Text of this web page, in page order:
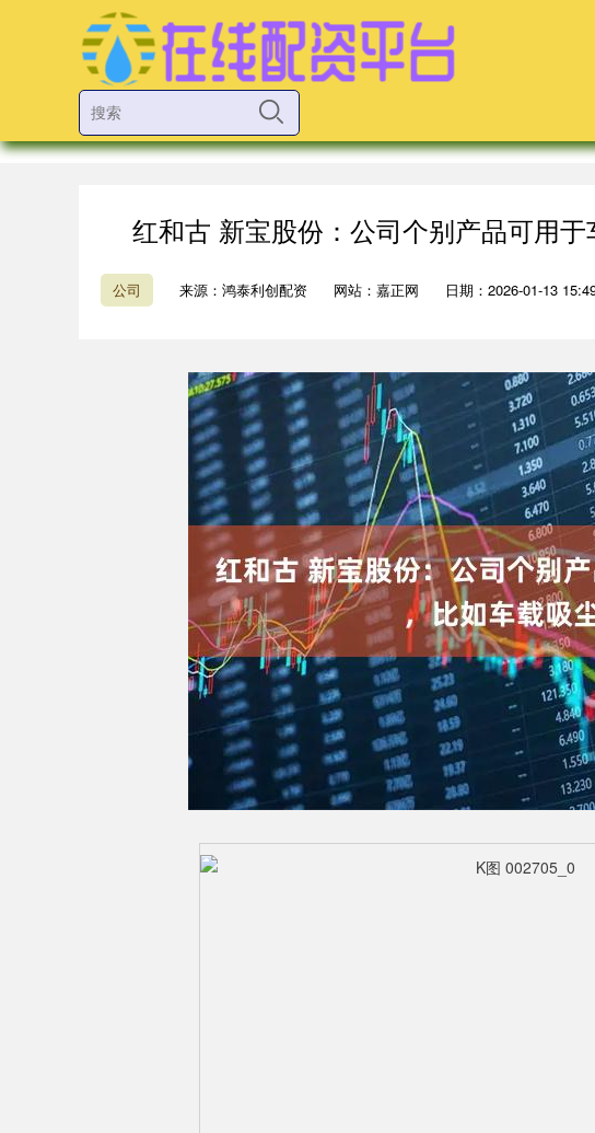
红和古 新宝股份：公司个别产品可用
公司 来源：鸿泰利创配资 网站：嘉正网 日期：2026-01-13
深证成指 14117.69 -26.51 -0.19%